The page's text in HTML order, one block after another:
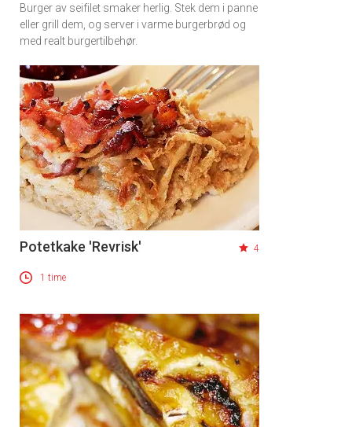
Burger av seifilet smaker herlig. Stek dem i panne
eller grill dem, og server i varme burgerbrød og
med realt burgertilbehør.
Potetkake 'Revrisk' 4
1 time